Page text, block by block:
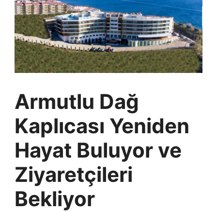
Armutlu Dağ
Kaplıcası Yeniden
Hayat Buluyor ve
Ziyaretçileri
Bekliyor